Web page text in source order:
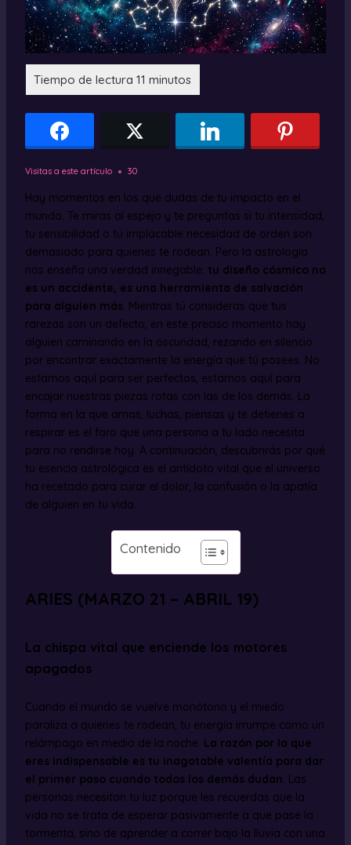
Visitas a este artículo 30
Hay momentos en los que dudas de tu impacto en el
mundo. Te miras al espejo y te preguntas si tu intensidad,
tu sensibilidad o tu implacable necesidad de orden son
demasiado para quienes te rodean. Pero la astrología
nos enseña una verdad innegable: tu diseño cósmico no
es un accidente, es una herramienta de salvación
para alguien más. Mientras tú consideras que tus
rarezas son un defecto, en este preciso momento hay
alguien caminando en la oscuridad, rezando en silencio
por encontrar exactamente la energía que tú posees. No
estamos aquí para ser perfectos, estamos aquí para
encajar nuestras piezas rotas con las de los demás. La
forma en la que amas, luchas, piensas y te detienes a
respirar es el faro que una persona a tu lado necesita
para no rendirse hoy. A continuación, descubrirás por qué
tu esencia astrológica es el antídoto vital que el universo
ha recetado para curar el dolor, la confusión o la apatía
de alguien en tu vida.
Contenido
ARIES (MARZO 21 – ABRIL 19)
La chispa vital que enciende los motores
apagados
Cuando el mundo se vuelve monótono y el miedo
paraliza a quienes te rodean, tu energía irrumpe como un
relámpago en medio de la noche. La razón por la que
eres indispensable es tu inagotable valentía para dar
el primer paso cuando todos los demás dudan. Las
personas necesitan tu luz porque les recuerdas que la
vida no se trata de esperar pasivamente a que pase la
tormenta, sino de aprender a correr bajo la lluvia con una